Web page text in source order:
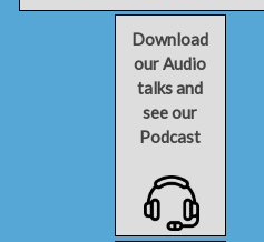
Download
our Audio
talks and
see our
Podcast